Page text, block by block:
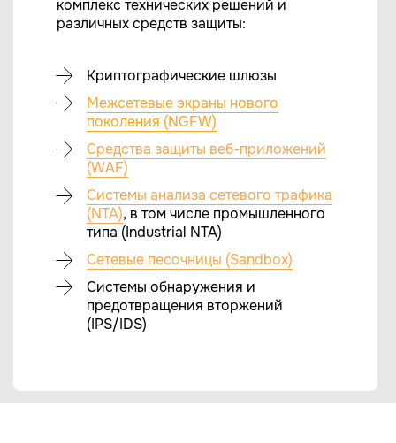
комплекс технических решений и
различных средств защиты:
Криптографические шлюзы
Системы анализа сетевого трафика
(NTA), в том числе промышленного
типа (Industrial NTA)
Межсетевые экраны нового
поколения (NGFW)
Средства защиты веб-приложений
(WAF)
Сетевые песочницы (Sandbox)
Системы обнаружения и
предотвращения вторжений
(IPS/IDS)